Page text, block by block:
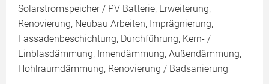
Solarstromspeicher / PV Batterie, Erweiterung,
Renovierung, Neubau Arbeiten, Imprägnierung,
Fassadenbeschichtung, Durchführung, Kern- /
Einblasdämmung, Innendämmung, Außendämmung,
Hohlraumdämmung, Renovierung / Badsanierung